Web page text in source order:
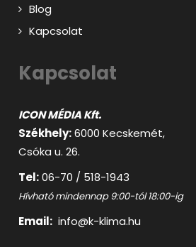
Blog
Kapcsolat
Kapcsolat
ICON MÉDIA Kft.
Székhely:6000 Kecskemét,
Csóka u. 26.
Tel:06-70 / 518-1943
Hívható mindennap 9:00-tól 18:00-ig
Email: info@k-klima.hu